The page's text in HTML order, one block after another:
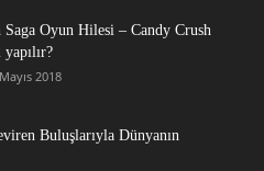
Saga Oyun Hilesi – Candy Crush
2018
Buluşlarıyla Dünyanın